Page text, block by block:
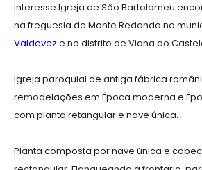
interesse Igreja de São Bartolomeu
na freguesia de Monte Redondo no
Valdevez e no distrito de Viana do
Igreja paroquial de antiga fábrica
remodelações em Época moderna e
com planta retangular e nave única.
Planta composta por nave única e